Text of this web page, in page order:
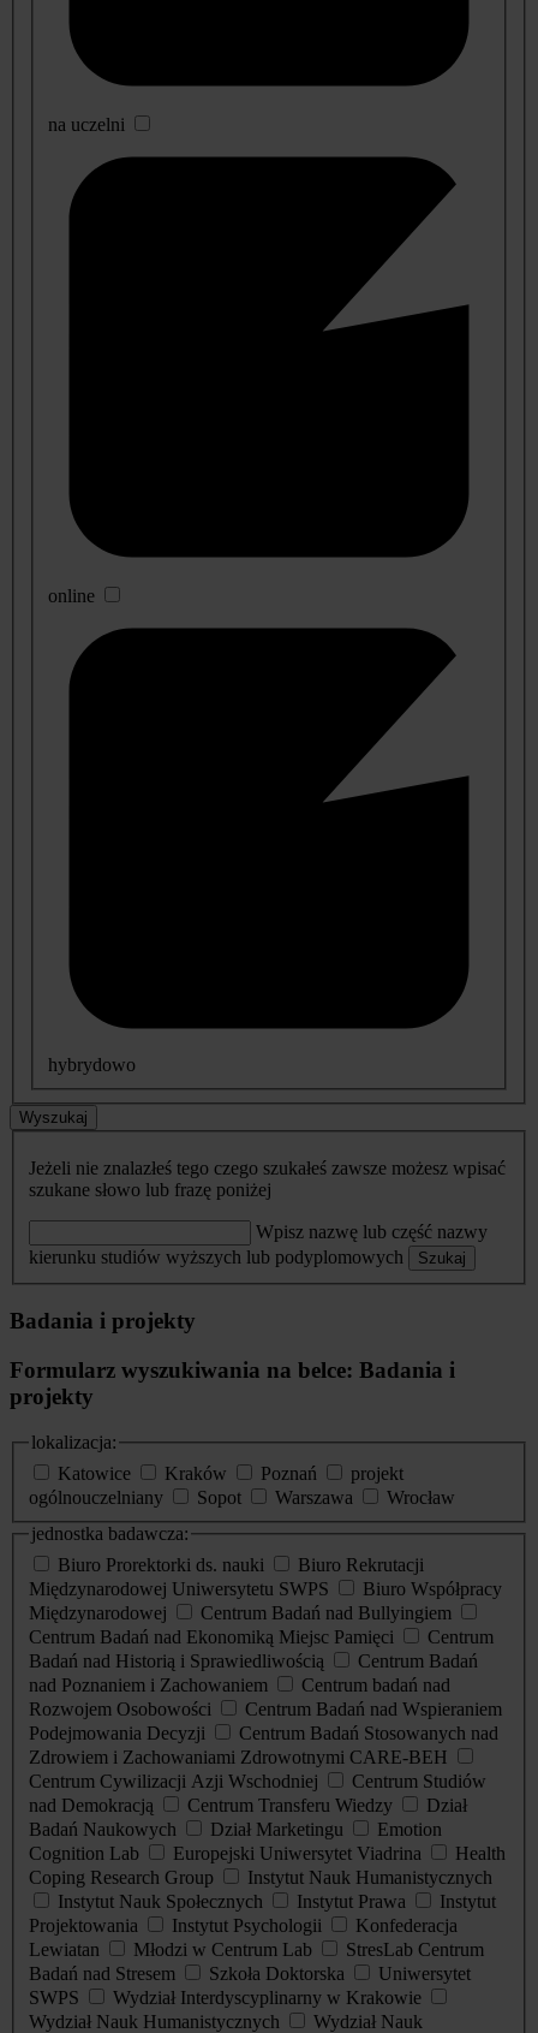
na uczelni
online
hybrydowo
Wyszukaj
Jeżeli nie znalazłeś tego czego szukałeś zawsze możesz wpisać
szukane słowo lub frazę poniżej
Wpisz nazwę lub część nazwy
kierunku studiów wyższych lub podyplomowych
Szukaj
Badania i projekty
Formularz wyszukiwania na belce: Badania i
projekty
lokalizacja:
Katowice
Kraków Poznań
projekt
ogólnouczelniany
Sopot Warszawa
Wrocław
jednostka badawcza:
Biuro Prorektorki ds. nauki
Biuro Rekrutacji
Międzynarodowej Uniwersytetu SWPS
Biuro Współpracy
Międzynarodowej
Centrum Badań nad Bullyingiem
Centrum Badań nad Ekonomiką Miejsc Pamięci
Centrum
Badań nad Historią i Sprawiedliwością
Centrum Badań
nad Poznaniem i Zachowaniem
Centrum badań nad
Rozwojem Osobowości
Centrum Badań nad Wspieraniem
Podejmowania Decyzji
Centrum Badań Stosowanych nad
Zdrowiem i Zachowaniami Zdrowotnymi CARE-BEH
Centrum Cywilizacji Azji Wschodniej
Centrum Studiów
nad Demokracją
Centrum Transferu Wiedzy
Dział
Badań Naukowych
Dział Marketingu
Emotion
Cognition Lab
Europejski Uniwersytet Viadrina
Health
Coping Research Group
Instytut Nauk Humanistycznych
Instytut Nauk Społecznych
Instytut Prawa
Instytut
Projektowania
Instytut Psychologii
Konfederacja
Lewiatan
Młodzi w Centrum Lab
StresLab Centrum
Badań nad Stresem
Szkoła Doktorska
Uniwersytet
SWPS
Wydział Interdyscyplinarny w Krakowie
Wydział Nauk Humanistycznych
Wydział Nauk